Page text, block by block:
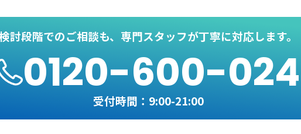
討段階でのご相談も、 専門スタッフが丁寧に対応します。
0120-600-024
受付時間：9:00-21:00